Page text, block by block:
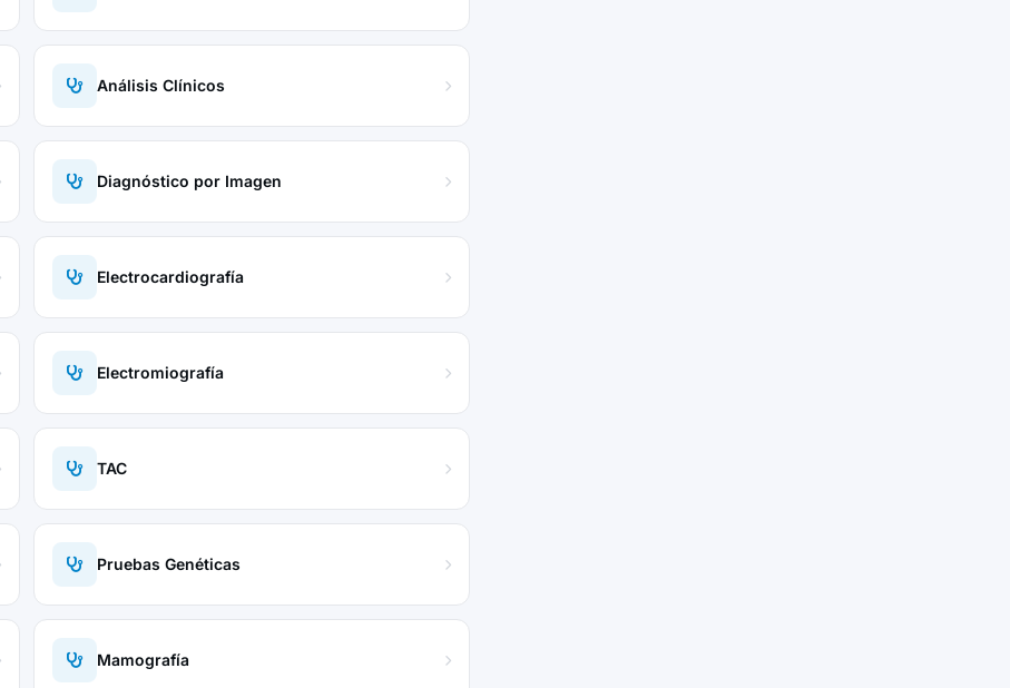
Análisis Clínicos
Diagnóstico por Imagen
Electrocardiografía
Electromiografía
TAC
Pruebas Genéticas
Mamografía